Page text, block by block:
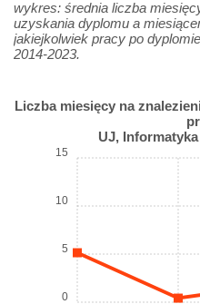
wykres: średnia liczba
uzyskania dyplomu a
jakiejkolwiek pracy po
2014-2023.
Liczba miesięcy na
UJ,
0
5
10
15